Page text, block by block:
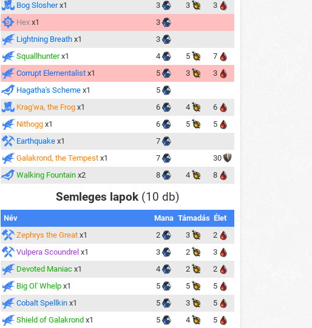
Bog Slosher x1 3 3
3
Hex x1
3
Lightning Breath x1
3
Squallhunter x1 4 5
7
Corrupt Elementalist x1 5 3
3
Hagatha's Scheme x1
5
Krag'wa, the Frog x1 6 4
6
Nithogg x1 6 5
5
Earthquake x1
7
Galakrond, the Tempest x1 7
30
Walking Fountain x2 8 4 8
Semleges lapok (10 db)
Név Mana Támadás Élet
Zephrys the Great x1 2 3
2
Vulpera Scoundrel x1 3 2
3
Devoted Maniac x1 4 2
2
Big Ol' Whelp x1 5 5
5
Cobalt Spellkin x1 5 3
5
Shield of Galakrond x1 5 4
5